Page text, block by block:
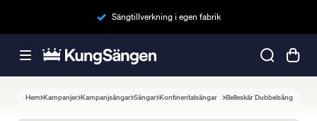
Sängtillverkning i egen fabrik
Hem Kampanjer Kampanjsängar Sängar Kontinentalsängar Belleskär Dubbelsäng